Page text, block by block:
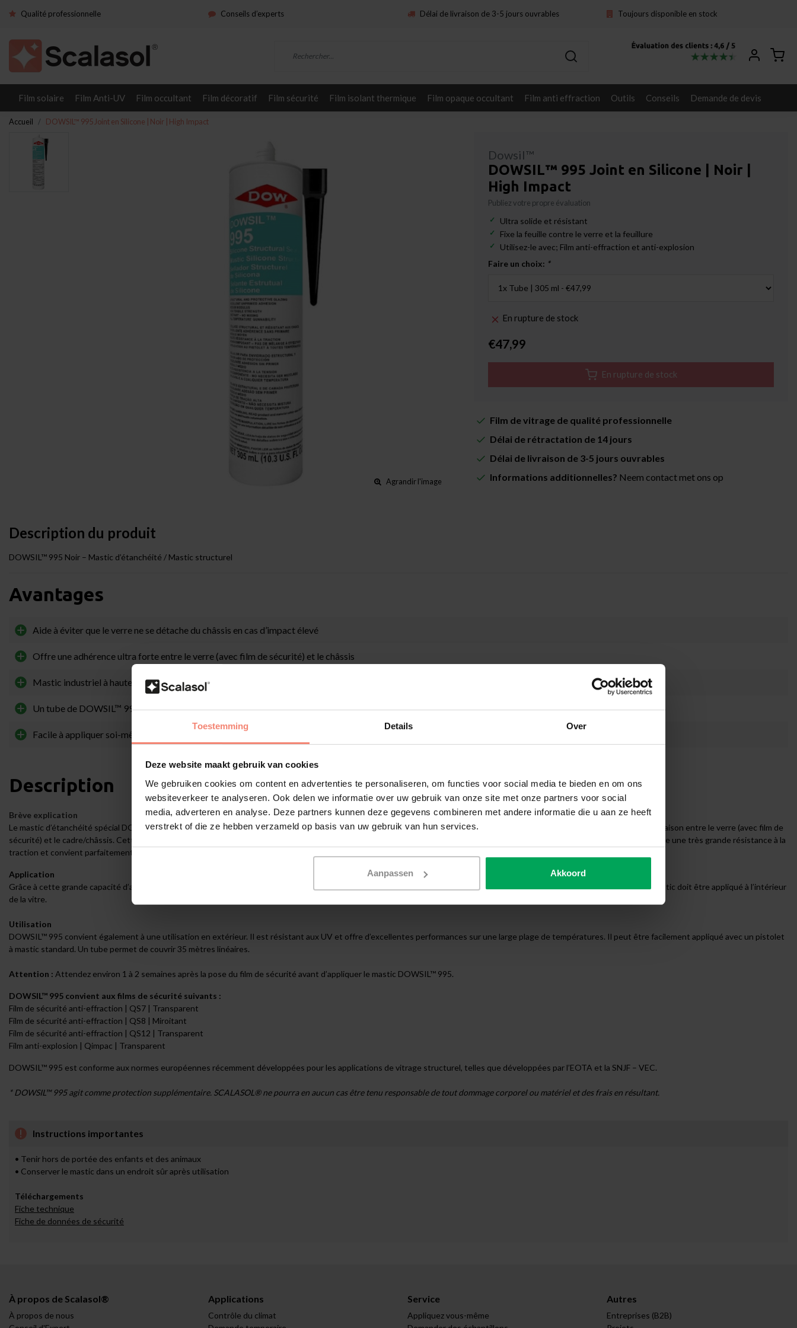
Toestemming Details Over
Deze website maakt gebruik van cookies
We gebruiken cookies om content en advertenties te personaliseren, om functies voor social media te bieden en om ons
websiteverkeer te analyseren. Ook delen we informatie over uw gebruik van onze site met onze partners voor social
media, adverteren en analyse. Deze partners kunnen deze gegevens combineren met andere informatie die u aan ze heeft
verstrekt of die ze hebben verzameld op basis van uw gebruik van hun services.
Aanpassen Akkoord
Qualité professionnelle Conseils d’experts Délai de livraison de 3-5 jours ouvrables Toujours disponible en stock
Film solaire Film Anti-UV Film occultant Film décoratif Film sécurité Film isolant thermique Film opaque occultant Film anti effraction Outils Conseils Demande de devis
Accueil DOWSIL™ 995 Joint en Silicone | Noir | High Impact
Agrandir l'image
Dowsil™
DOWSIL™ 995 Joint en Silicone | Noir |
High Impact
Publiez votre propre évaluation
Ultra solide et résistant
Fixe la feuille contre le verre et la feuillure
Utilisez-le avec; Film anti-effraction et anti-explosion
Faire un choix: *
En rupture de stock
€47,99
En rupture de stock
Film de vitrage de qualité professionnelle
Délai de rétractation de 14 jours
Délai de livraison de 3-5 jours ouvrables
Informations additionnelles? Neem contact met ons op
Description du produit
DOWSIL™ 995 Noir – Mastic d’étanchéité / Mastic structurel
Avantages
Aide à éviter que le verre ne se détache du châssis en cas d’impact élevé
Offre une adhérence ultra forte entre le verre (avec film de sécurité) et le châssis
Mastic industriel à haute résistance à la traction et flexibilité
Un tube de DOWSIL™ 995 couvre 35 mètres linéaires
Facile à appliquer soi-même avec un pistolet à mastic standard
Description
Brève explication
Le mastic d’étanchéité spécial DOWSIL™ 995 est extrêmement solide et résilient. Il est le mastic le plus couramment utilisé pour les films de sécurité. Ce mastic agit comme une liaison entre le verre (avec film de
sécurité) et le cadre/châssis. Cette liaison empêche le verre combiné au film de sécurité de se détacher complètement du cadre lors d’un fort impact. Le mastic DOWSIL™ 995 offre une très grande résistance à la
traction et convient parfaitement à l’absorption d’énergie d’impact, comme lors d’explosions, de conditions climatiques extrêmes, de vandalisme ou de tentatives d’effraction.
Application
Grâce à cette grande capacité d’absorption d’énergie, le mastic DOWSIL™ 995 réduit le risque que le verre brisé combiné à un film de sécurité se détache du cadre/châssis. Le mastic doit être appliqué à l’intérieur
de la vitre.
Utilisation
DOWSIL™ 995 convient également à une utilisation en extérieur. Il est résistant aux UV et offre d’excellentes performances sur une large plage de températures. Il peut être facilement appliqué avec un pistolet
à mastic standard. Un tube permet de couvrir 35 mètres linéaires.
Attention : Attendez environ 1 à 2 semaines après la pose du film de sécurité avant d’appliquer le mastic DOWSIL™ 995.
DOWSIL™ 995 convient aux films de sécurité suivants :
Film de sécurité anti-effraction | QS7 | Transparent
Film de sécurité anti-effraction | QS8 | Miroitant
Film de sécurité anti-effraction | QS12 | Transparent
Film anti-explosion | Qimpac | Transparent
DOWSIL™ 995 est conforme aux normes européennes récemment développées pour les applications de vitrage structurel, telles que développées par l’EOTA et la SNJF – VEC.
* DOWSIL™ 995 agit comme protection supplémentaire. SCALASOL® ne pourra en aucun cas être tenu responsable de tout dommage corporel ou matériel et des frais en résultant.
Instructions importantes
• Tenir hors de portée des enfants et des animaux
• Conserver le mastic dans un endroit sûr après utilisation
Téléchargements
Fiche technique
Fiche de données de sécurité
À propos de Scalasol®
À propos de nous
Applications
Contrôle du climat
Service
Appliquez vous-même
Autres
Entreprises (B2B)